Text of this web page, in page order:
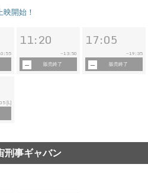
開始！
11:20
~13:50
販売終了
17:05
~19:35
販売終了
[L]
刑事ギャバン